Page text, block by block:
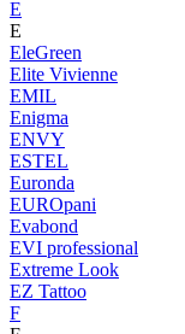
E
E
EleGreen
Elite Vivienne
EMIL
Enigma
ENVY
ESTEL
Euronda
EUROpani
Evabond
EVI professional
Extreme Look
EZ Tattoo
F